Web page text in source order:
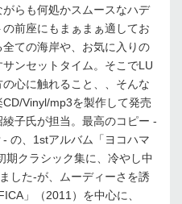
らも何処かスムースなハデ
前座にもまぁまぁ適してお
ての海岸や、お気に入りの
ンセットタイム。そこでLU
心に触れること、、そんな
Vinyl/mp3を製作して発売
子氏が担当。最高のコピー -
の、1stアルバム「ヨコハマ
期クラシック集に、冷やし中
した-が、ムーディーさを誘
」（2011）を中心に、